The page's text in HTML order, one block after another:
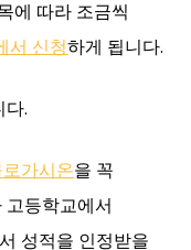
에 따라 조금씩
서 신청하게 됩니다.
다.
가시온을 꼭
등학교에서
성적을 인정받을